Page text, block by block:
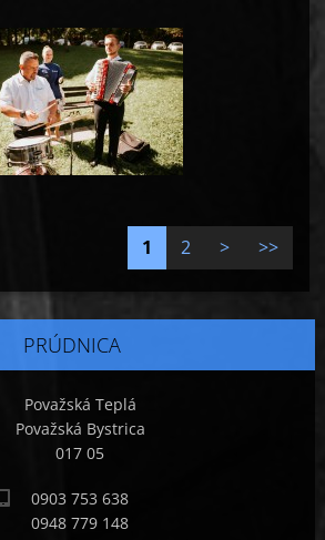
1 2 > >>
PRÚDNICA
Považská Teplá
Považská Bystrica
017 05
0903 753 638
0948 779 148